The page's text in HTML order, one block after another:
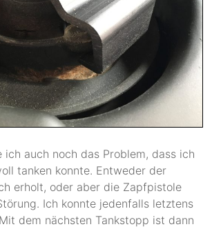
auch noch das Problem, dass ich
tanken konnte. Entweder der
erholt, oder aber die Zapfpistole
Ich konnte jedenfalls letztens
dem nächsten Tankstopp ist dann